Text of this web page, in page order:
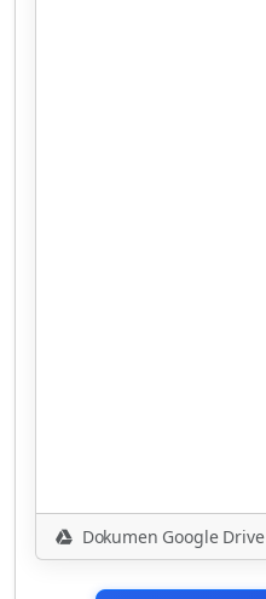
Dokumen Google Drive